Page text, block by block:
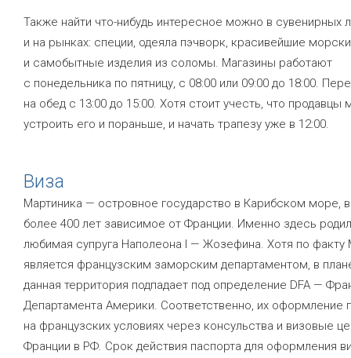
Также найти что-нибудь интересное можно в сувенирных
и на рынках: специи, одеяла пэчворк, красивейшие
и самобытные изделия из соломы. Магазины работают
с понедельника по пятницу, с 08:00 или 09:00 до 18:00.
на обед с 13:00 до 15:00. Хотя стоит учесть, что продавцы
устроить его и пораньше, и начать трапезу уже в 12:00.
Виза
Мартиника — островное государство в Карибском море,
более 400 лет зависимое от Франции. Именно здесь
любимая супруга Наполеона I — Жозефина. Хотя по факту
является французским заморским департаментом, в
данная территория подпадает под определение DFA —
Департамента Америки. Соответственно, их оформление
на французских условиях через консульства и визовые
Франции в РФ. Срок действия паспорта для оформления